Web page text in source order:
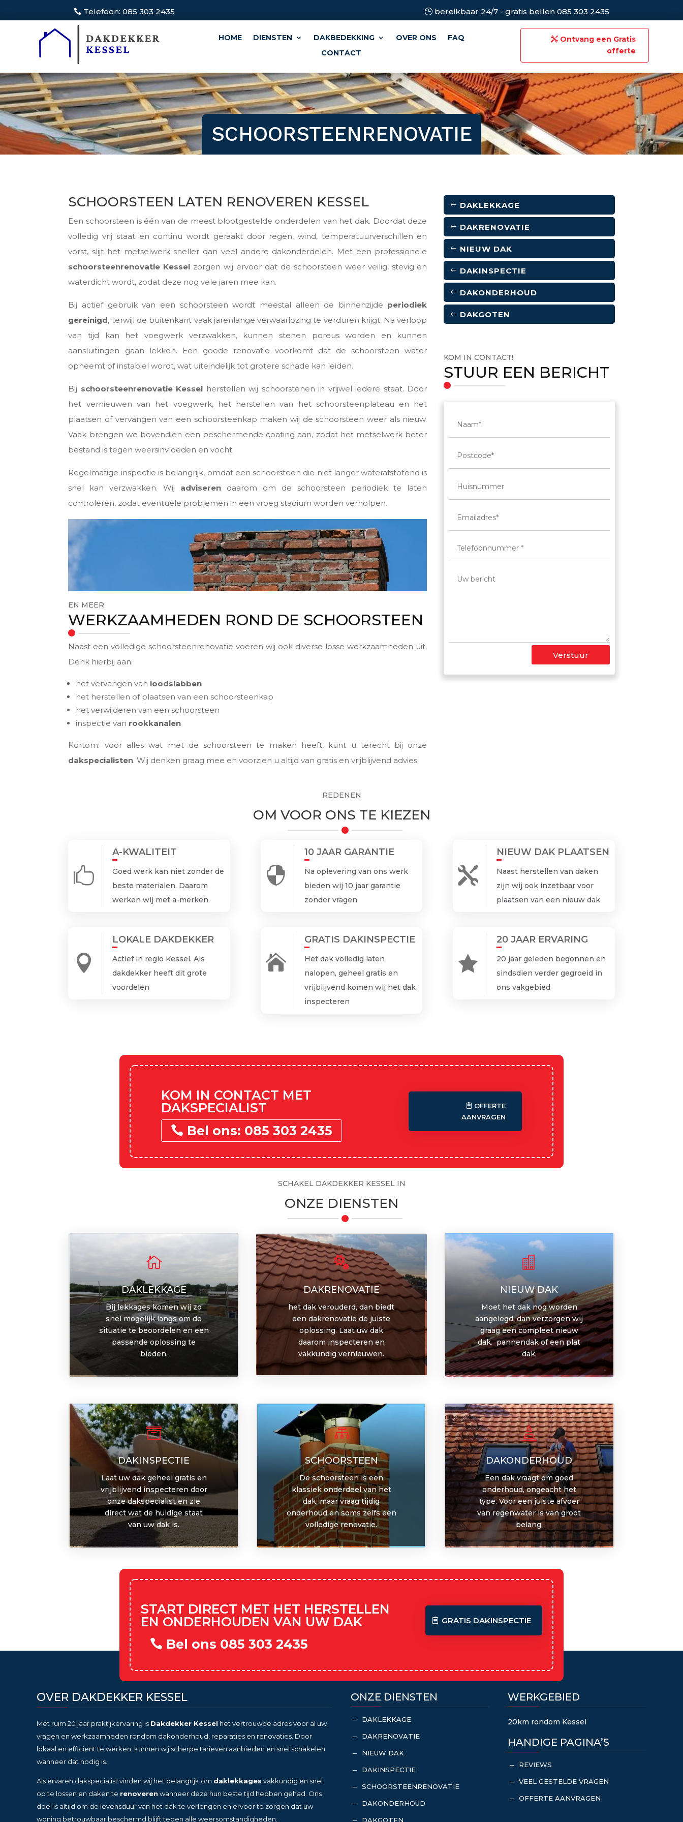
Telefoon: 085 303 2435 bereikbaar 24/7 - gratis bellen 085 303 2435
HOME DIENSTEN DAKBEDEKKING OVER ONS
FAQ
CONTACT
Ontvang een Gratis
offerte
SCHOORSTEENRENOVATIE
SCHOORSTEEN LATEN RENOVEREN KESSEL
Een schoorsteen is één van de meest blootgestelde onderdelen van het dak. Doordat deze
volledig vrij staat en continu wordt geraakt door regen, wind, temperatuurverschillen en
vorst, slijt het metselwerk sneller dan veel andere dakonderdelen. Met een professionele
schoorsteenrenovatie Kessel zorgen wij ervoor dat de schoorsteen weer veilig, stevig en
waterdicht wordt, zodat deze nog vele jaren mee kan.
Bij actief gebruik van een schoorsteen wordt meestal alleen de binnenzijde periodiek
gereinigd, terwijl de buitenkant vaak jarenlange verwaarlozing te verduren krijgt. Na verloop
van tijd kan het voegwerk verzwakken, kunnen stenen poreus worden en kunnen
aansluitingen gaan lekken. Een goede renovatie voorkomt dat de schoorsteen water
opneemt of instabiel wordt, wat uiteindelijk tot grotere schade kan leiden.
Bij schoorsteenrenovatie Kessel herstellen wij schoorstenen in vrijwel iedere staat. Door
het vernieuwen van het voegwerk, het herstellen van het schoorsteenplateau en het
plaatsen of vervangen van een schoorsteenkap maken wij de schoorsteen weer als nieuw.
Vaak brengen we bovendien een beschermende coating aan, zodat het metselwerk beter
bestand is tegen weersinvloeden en vocht.
Regelmatige inspectie is belangrijk, omdat een schoorsteen die niet langer waterafstotend is
snel kan verzwakken. Wij adviseren daarom om de schoorsteen periodiek te laten
controleren, zodat eventuele problemen in een vroeg stadium worden verholpen.
EN MEER
WERKZAAMHEDEN ROND DE SCHOORSTEEN
Naast een volledige schoorsteenrenovatie voeren wij ook diverse losse werkzaamheden uit.
Denk hierbij aan:
het vervangen van loodslabben
het herstellen of plaatsen van een schoorsteenkap
het verwijderen van een schoorsteen
inspectie van rookkanalen
Kortom: voor alles wat met de schoorsteen te maken heeft, kunt u terecht bij onze
dakspecialisten. Wij denken graag mee en voorzien u altijd van gratis en vrijblijvend advies.
DAKLEKKAGE
DAKRENOVATIE
NIEUW DAK
DAKINSPECTIE
DAKONDERHOUD
DAKGOTEN
KOM IN CONTACT!
STUUR EEN BERICHT
Verstuur
REDENEN
OM VOOR ONS TE KIEZEN

A-KWALITEIT
Goed werk kan niet zonder de
beste materialen. Daarom
werken wij met a-merken

LOKALE DAKDEKKER
Actief in regio Kessel. Als
dakdekker heeft dit grote
voordelen

10 JAAR GARANTIE
Na oplevering van ons werk
bieden wij 10 jaar garantie
zonder vragen

GRATIS DAKINSPECTIE
Het dak volledig laten
nalopen, geheel gratis en
vrijblijvend komen wij het dak
inspecteren

NIEUW DAK PLAATSEN
Naast herstellen van daken
zijn wij ook inzetbaar voor
plaatsen van een nieuw dak

20 JAAR ERVARING
20 jaar geleden begonnen en
sindsdien verder gegroeid in
ons vakgebied
KOM IN CONTACT MET
DAKSPECIALIST
Bel ons: 085 303 2435
OFFERTE
AANVRAGEN
SCHAKEL DAKDEKKER KESSEL IN
ONZE DIENSTEN

DAKLEKKAGE
Bij lekkages komen wij zo
snel mogelijk langs om de
situatie te beoordelen en een
passende oplossing te
bieden.

DAKRENOVATIE
het dak verouderd, dan biedt
een dakrenovatie de juiste
oplossing. Laat uw dak
daarom inspecteren en
vakkundig vernieuwen.

NIEUW DAK
Moet het dak nog worden
aangelegd, dan verzorgen wij
graag een compleet nieuw
dak. pannendak of een plat
dak.

DAKINSPECTIE
Laat uw dak geheel gratis en
vrijblijvend inspecteren door
onze dakspecialist en zie
direct wat de huidige staat
van uw dak is.

SCHOORSTEEN
De schoorsteen is een
klassiek onderdeel van het
dak, maar vraag tijdig
onderhoud en soms zelfs een
volledige renovatie.

DAKONDERHOUD
Een dak vraagt om goed
onderhoud, ongeacht het
type. Voor een juiste afvoer
van regenwater is van groot
belang.
START DIRECT MET HET HERSTELLEN
EN ONDERHOUDEN VAN UW DAK
Bel ons 085 303 2435
GRATIS DAKINSPECTIE
OVER DAKDEKKER KESSEL
Met ruim 20 jaar praktijkervaring is Dakdekker Kessel het vertrouwde adres voor al uw
vragen en werkzaamheden rondom dakonderhoud, reparaties en renovaties. Door
lokaal en efficiënt te werken, kunnen wij scherpe tarieven aanbieden en snel schakelen
wanneer dat nodig is.
Als ervaren dakspecialist vinden wij het belangrijk om daklekkages vakkundig en snel
op te lossen en daken te renoveren wanneer deze hun beste tijd hebben gehad. Ons
doel is altijd om de levensduur van het dak te verlengen en ervoor te zorgen dat uw
woning betrouwbaar beschermd blijft tegen alle weersomstandigheden.
ONZE DIENSTEN
K DAKLEKKAGE
K DAKRENOVATIE
K NIEUW DAK
K DAKINSPECTIE
K SCHOORSTEENRENOVATIE
K DAKONDERHOUD
DAKGOTEN
WERKGEBIED
20km rondom Kessel
HANDIGE PAGINA’S
K REVIEWS
K VEEL GESTELDE VRAGEN
K OFFERTE AANVRAGEN